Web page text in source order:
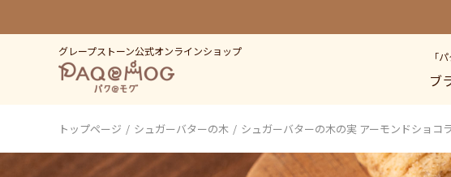
グレープストーン公式オンラインショップ 「
ブ
トップページ シュガーバターの木 シュガーバターの木の実 アーモンドショコ